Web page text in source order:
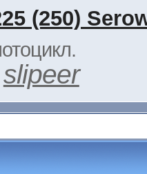
(250)
slipeer